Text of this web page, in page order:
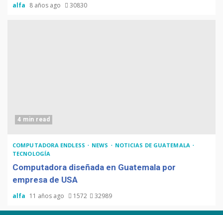
alfa 8 años ago 30830
4 min read
COMPUTADORA ENDLESS NEWS
NOTICIAS DE GUATEMALA
TECNOLOGÍA
Computadora diseñada en Guatemala por
empresa de USA
alfa 11 años ago 1572 32989